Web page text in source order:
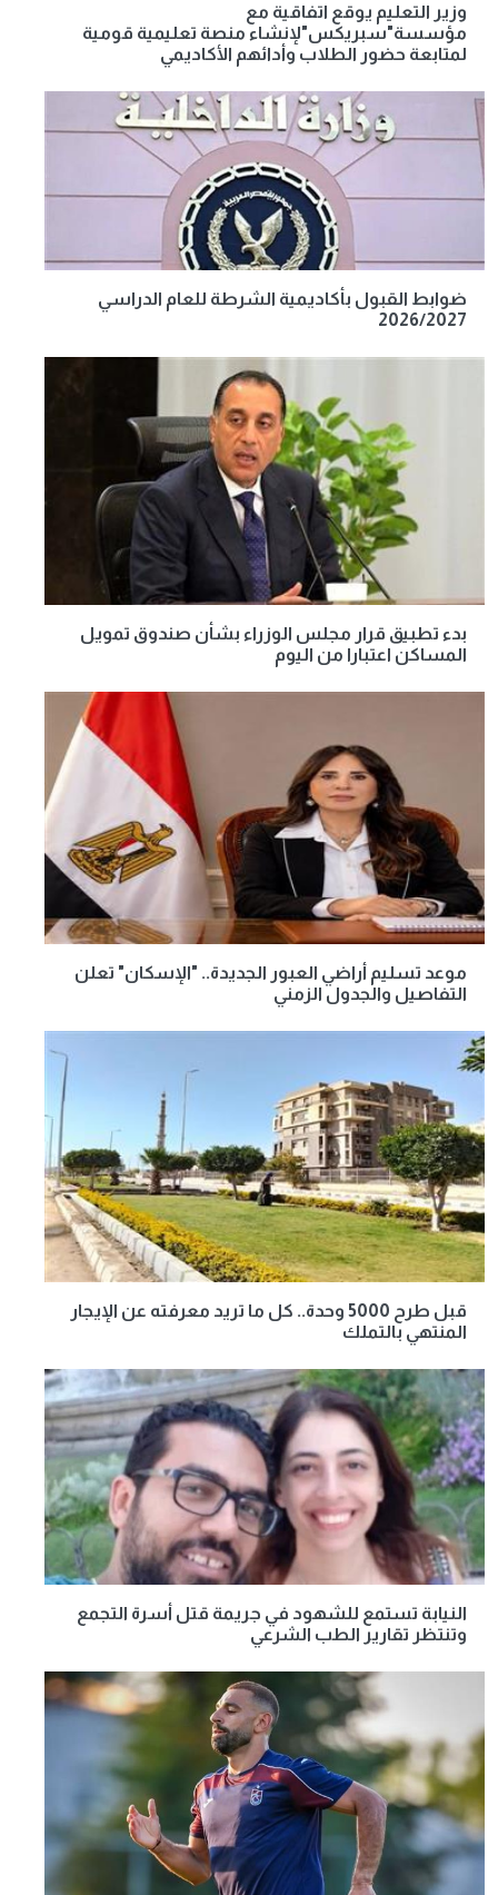
وزير التعليم يوقع اتفاقية مع
مؤسسة"سبريكس"لإنشاء منصة تعليمية قومية
لمتابعة حضور الطلاب وأدائهم الأكاديمي
ضوابط القبول بأكاديمية الشرطة للعام الدراسي
2026/2027
بدء تطبيق قرار مجلس الوزراء بشأن صندوق تمويل
المساكن اعتبارا من اليوم
موعد تسليم أراضي العبور الجديدة.. "الإسكان" تعلن
التفاصيل والجدول الزمني
قبل طرح 5000 وحدة.. كل ما تريد معرفته عن الإيجار
المنتهي بالتملك
النيابة تستمع للشهود في جريمة قتل أسرة التجمع
وتنتظر تقارير الطب الشرعي